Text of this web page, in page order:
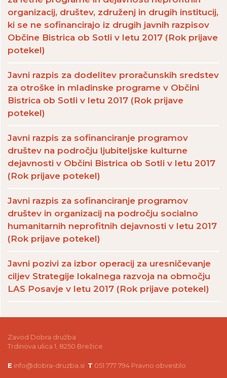
organizacij, društev, združenj in drugih institucij,
ki se ne sofinancirajo iz drugih javnih razpisov
Občine Bistrica ob Sotli v letu 2017 (Rok prijave
potekel)
Javni razpis za dodelitev proračunskih sredstev
za otroške in mladinske programe v Občini
Bistrica ob Sotli v letu 2017 (Rok prijave
potekel)
Javni razpis za sofinanciranje programov
društev na področju ljubiteljske kulturne
dejavnosti v Občini Bistrica ob Sotli v letu 2017
(Rok prijave potekel)
Javni razpis za sofinanciranje programov
društev in organizacij na področju socialno
humanitarnih neprofitnih dejavnosti v letu 2017
(Rok prijave potekel)
Javni pozivi za izbor operacij za uresničevanje
ciljev Strategije lokalnega razvoja na območju
LAS Posavje v letu 2017 (Rok prijave potekel)
Zavod Dobra družba
Trdinova ulica 1, 8250 Brežice
E info@dobra-druzba.si T 051 777 794 Pravno obvestilo